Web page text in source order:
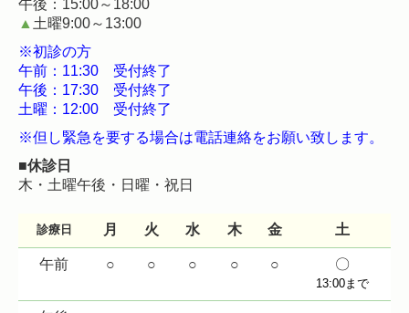
午後：15:00～18:00
▲ 土曜9:00～13:00
※初診の方
午前：11:30 受付終了
午後：17:30 受付終了
土曜：12:00 受付終了
※但し緊急を要する場合は電話連絡をお願い致します。
■休診日
木・土曜午後・日曜・祝日
診療日 月 火 水 木 金 土
午前 ○ ○ ○ ○ ○ 〇
13:00まで